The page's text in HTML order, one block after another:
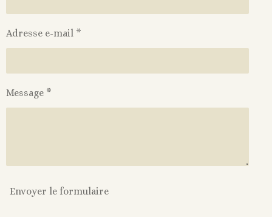
Adresse e-mail *
Message *
Envoyer le formulaire